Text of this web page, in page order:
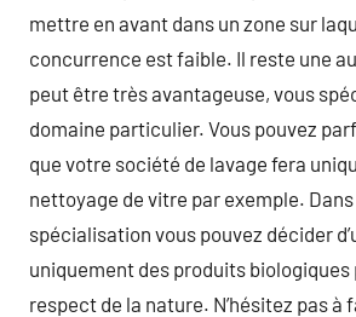
mettre en avant dans un zone sur
concurrence est faible. Il reste une
peut être très avantageuse, vous
domaine particulier. Vous pouvez
que votre société de lavage fera
nettoyage de vitre par exemple.
spécialisation vous pouvez décider
uniquement des produits biologiques
respect de la nature. N’hésitez pas à